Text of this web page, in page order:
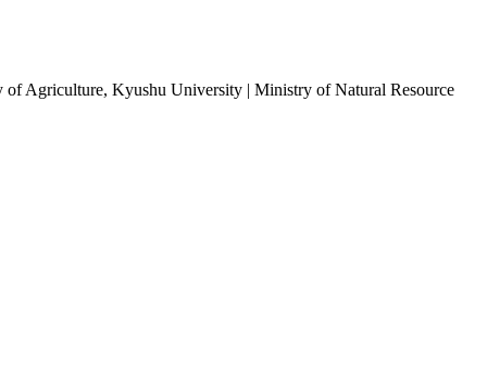
of Agriculture, Kyushu University | Ministry of Natural Resource